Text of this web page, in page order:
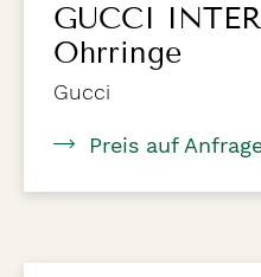
GUCCI
Ohrringe
Gucci
Preis auf